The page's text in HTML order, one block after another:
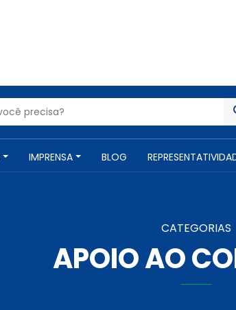
IMPRENSA BLOG
CATEGORIAS
APOIO AO